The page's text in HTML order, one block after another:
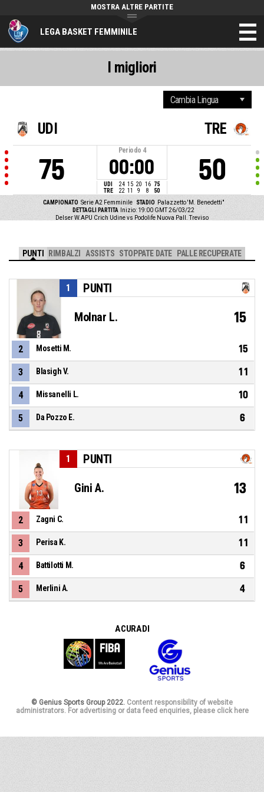
LEGA BASKET FEMMINILE
MOSTRA ALTRE PARTITE
UDI
75
Periodo 4
00:00
UDI 24 15 20 16 75
TRE
22 11 9 8 50
TRE
50
CAMPIONATO Serie A2 Femminile STADIO Palazzetto 'M. Benedetti"
DETTAGLI PARTITA
Inizio: 19:00 GMT 26/03/22
Delser W.APU Crich Udine vs Podolife Nuova Pall. Treviso
I migliori
PUNTI RIMBALZI ASSISTS STOPPATE DATE PALLE RECUPERATE
PUNTI
1
Molnar L. 15
2 Mosetti M. 15
3 Blasigh V. 11
4 Missanelli L. 10
5 Da Pozzo E. 6
PUNTI
1
Gini A. 13
2 Zagni C. 11
3 Perisa K. 11
4 Battilotti M. 6
5 Merlini A. 4
A CURA DI
© Genius Sports Group 2022. Content responsibility of website
administrators. For advertising or data feed enquiries, please click here